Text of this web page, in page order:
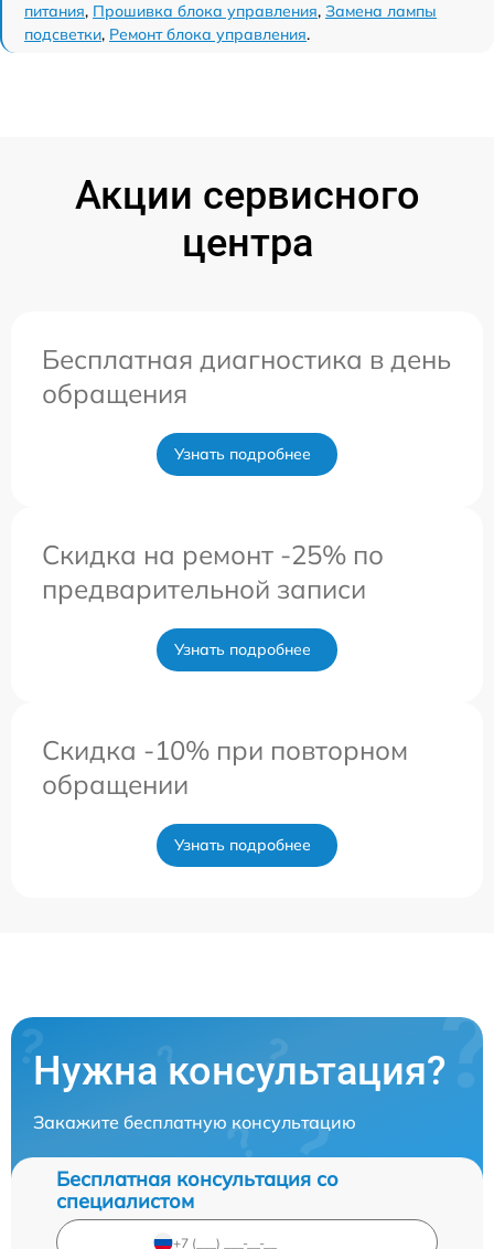
питания, Прошивка блока управления, Замена лампы
подсветки, Ремонт блока управления.
Акции сервисного
центра
Бесплатная диагностика в день
обращения
Узнать подробнее
Скидка на ремонт -25% по
предварительной записи
Узнать подробнее
Скидка -10% при повторном
обращении
Узнать подробнее
Нужна консультация?
Закажите бесплатную консультацию
Бесплатная консультация со
специалистом